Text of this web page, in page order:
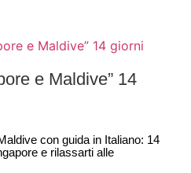
e Maldive” 14
con guida in Italiano: 14
e rilassarti alle